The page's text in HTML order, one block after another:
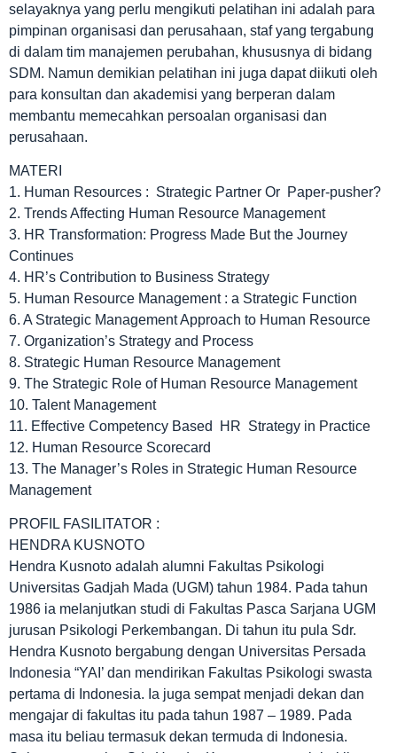
selayaknya yang perlu mengikuti pelatihan ini adalah para
pimpinan organisasi dan perusahaan, staf yang tergabung
di dalam tim manajemen perubahan, khususnya di bidang
SDM. Namun demikian pelatihan ini juga dapat diikuti oleh
para konsultan dan akademisi yang berperan dalam
membantu memecahkan persoalan organisasi dan
perusahaan.
MATERI
1. Human Resources : Strategic Partner Or Paper-pusher?
2. Trends Affecting Human Resource Management
3. HR Transformation: Progress Made But the Journey
Continues
4. HR’s Contribution to Business Strategy
5. Human Resource Management : a Strategic Function
6. A Strategic Management Approach to Human Resource
7. Organization’s Strategy and Process
8. Strategic Human Resource Management
9. The Strategic Role of Human Resource Management
10. Talent Management
11. Effective Competency Based HR Strategy in Practice
12. Human Resource Scorecard
13. The Manager’s Roles in Strategic Human Resource
Management
PROFIL FASILITATOR :
HENDRA KUSNOTO
Hendra Kusnoto adalah alumni Fakultas Psikologi
Universitas Gadjah Mada (UGM) tahun 1984. Pada tahun
1986 ia melanjutkan studi di Fakultas Pasca Sarjana UGM
jurusan Psikologi Perkembangan. Di tahun itu pula Sdr.
Hendra Kusnoto bergabung dengan Universitas Persada
Indonesia “YAI’ dan mendirikan Fakultas Psikologi swasta
pertama di Indonesia. Ia juga sempat menjadi dekan dan
mengajar di fakultas itu pada tahun 1987 – 1989. Pada
masa itu beliau termasuk dekan termuda di Indonesia.